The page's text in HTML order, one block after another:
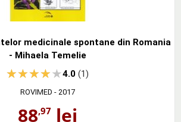
medicinale spontane din Romania
- Mihaela Temelie
4.0(1)
ROVIMED - 2017
88,97 lei